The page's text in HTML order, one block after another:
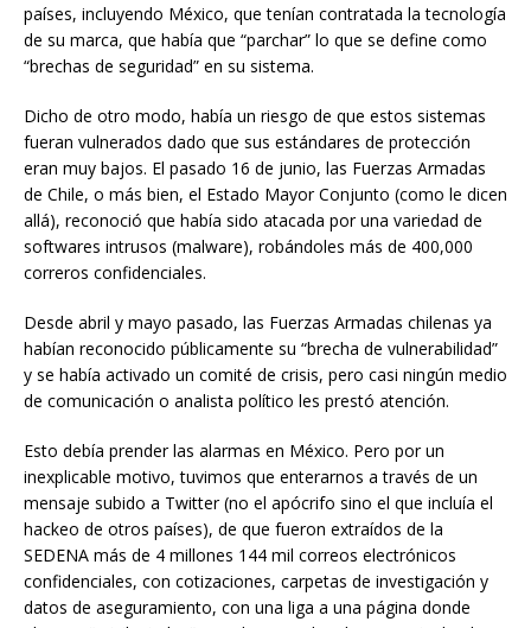
países, incluyendo México, que tenían contratada la tecnología
de su marca, que había que “parchar” lo que se define como
“brechas de seguridad” en su sistema.
Dicho de otro modo, había un riesgo de que estos sistemas
fueran vulnerados dado que sus estándares de protección
eran muy bajos. El pasado 16 de junio, las Fuerzas Armadas
de Chile, o más bien, el Estado Mayor Conjunto (como le dicen
allá), reconoció que había sido atacada por una variedad de
softwares intrusos (malware), robándoles más de 400,000
correros confidenciales.
Desde abril y mayo pasado, las Fuerzas Armadas chilenas ya
habían reconocido públicamente su “brecha de vulnerabilidad”
y se había activado un comité de crisis, pero casi ningún medio
de comunicación o analista político les prestó atención.
Esto debía prender las alarmas en México. Pero por un
inexplicable motivo, tuvimos que enterarnos a través de un
mensaje subido a Twitter (no el apócrifo sino el que incluía el
hackeo de otros países), de que fueron extraídos de la
SEDENA más de 4 millones 144 mil correos electrónicos
confidenciales, con cotizaciones, carpetas de investigación y
datos de aseguramiento, con una liga a una página donde